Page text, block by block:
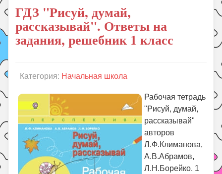
Книги
Рукоделие
Подготовка к школе
ГДЗ
Праздники
Психология
Летом!
Поиск
ГДЗ "Рисуй, думай,
рассказывай". Ответы на
задания, решебник 1 класс
Категория: Начальная школа
Рабочая тетрадь
"Рисуй, думай,
рассказывай"
авторов
Л.Ф.Климанова,
А.В.Абрамов,
Л.Н.Борейко. 1